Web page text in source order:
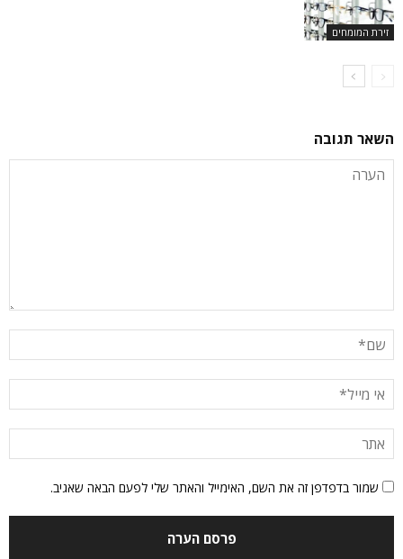
זירת המומחים
השאר תגובה
שמור בדפדפן זה את השם, האימייל והאתר שלי לפעם הבאה שאגיב.